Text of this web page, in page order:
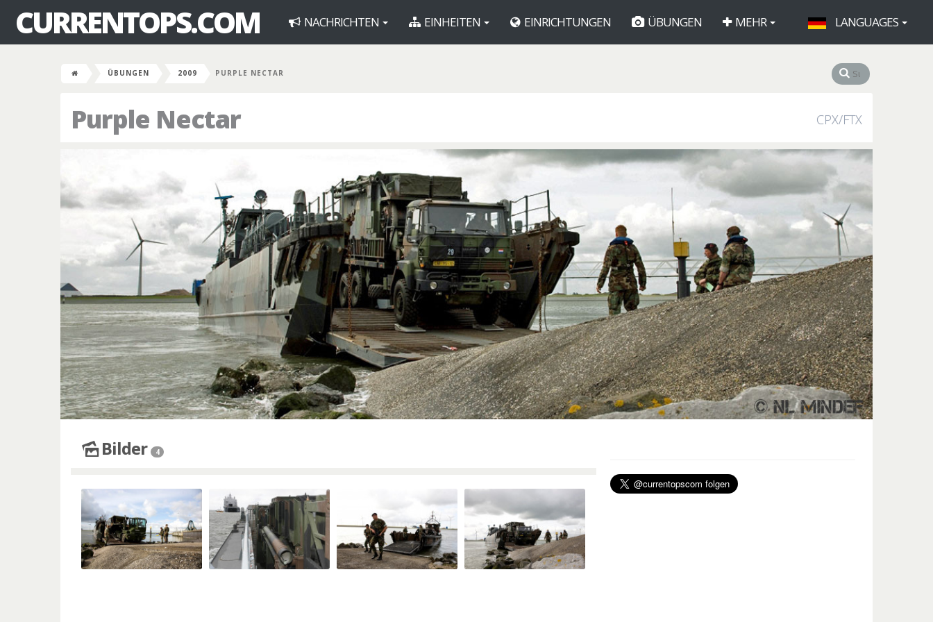
CURRENTOPS.COM NACHRICHTEN EINHEITEN EINRICHTUNGEN ÜBUNGEN MEHR LANGUAGES
ÜBUNGEN 2009 PURPLE NECTAR
Purple Nectar CPX/FTX
Bilder 4